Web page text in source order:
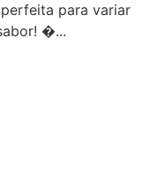
para variar
...